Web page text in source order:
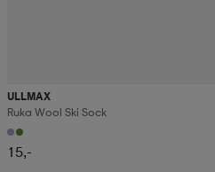
ULLMAX
Ruka Wool Ski Sock
15,-